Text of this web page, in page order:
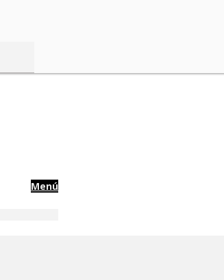
Menú